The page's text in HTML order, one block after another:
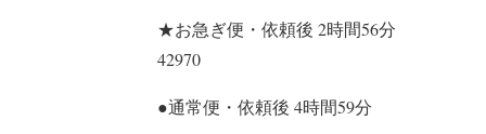
★お急ぎ便・依頼後 2時間56分
42970
●通常便・依頼後 4時間59分